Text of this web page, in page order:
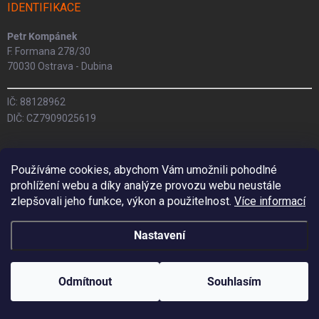
Používáme cookies, abychom Vám umožnili pohodlné
prohlížení webu a díky analýze provozu webu neustále
zlepšovali jeho funkce, výkon a použitelnost. Více informací
Nastavení
Odmítnout Souhlasím
IDENTIFIKACE
Petr Kompánek
F. Formana 278/30
70030 Ostrava - Dubina
IČ: 88128962
DIČ: CZ7909025619
Obchodní podmínky
Doprava a platba